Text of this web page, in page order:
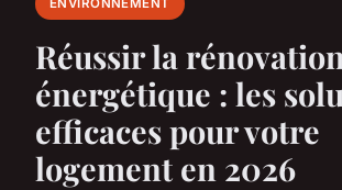
ENVIRONNEMENT
Réussir la rénovation
énergétique : les
efficaces pour votre
logement en 2026